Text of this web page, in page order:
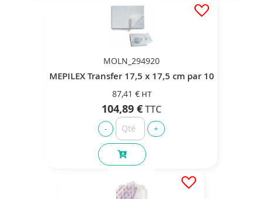
MOLN_294920
MEPILEX Transfer 17,5 x 17,5 cm par 10
87,41 €
104,89 €